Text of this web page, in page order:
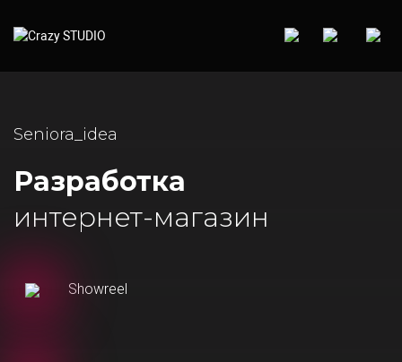
Seniora_idea
Разработка
интернет-магазин
Showreel